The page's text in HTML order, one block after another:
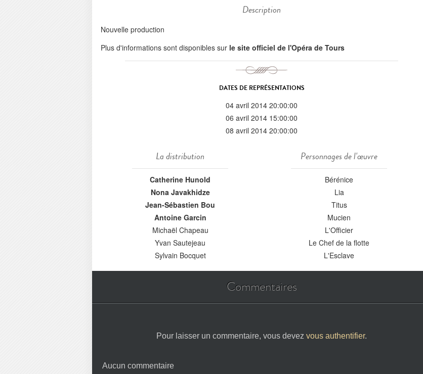
Description
Nouvelle production
Plus d'informations sont disponibles sur le site officiel de l'Opéra de Tours
DATES DE REPRÉSENTATIONS
04 avril 2014 20:00:00
06 avril 2014 15:00:00
08 avril 2014 20:00:00
La distribution
Catherine Hunold
Nona Javakhidze
Jean-Sébastien Bou
Antoine Garcin
Michaël Chapeau
Yvan Sautejeau
Sylvain Bocquet
Personnages de l'œuvre
Bérénice
Lia
Titus
Mucien
L'Officier
Le Chef de la flotte
L'Esclave
Commentaires
Pour laisser un commentaire, vous devez vous authentifier.
Aucun commentaire